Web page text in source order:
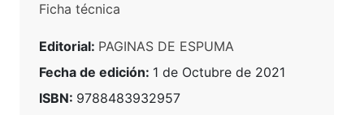
Ficha técnica
Editorial: PAGINAS DE ESPUMA
Fecha de edición: 1 de Octubre de 2021
ISBN: 9788483932957